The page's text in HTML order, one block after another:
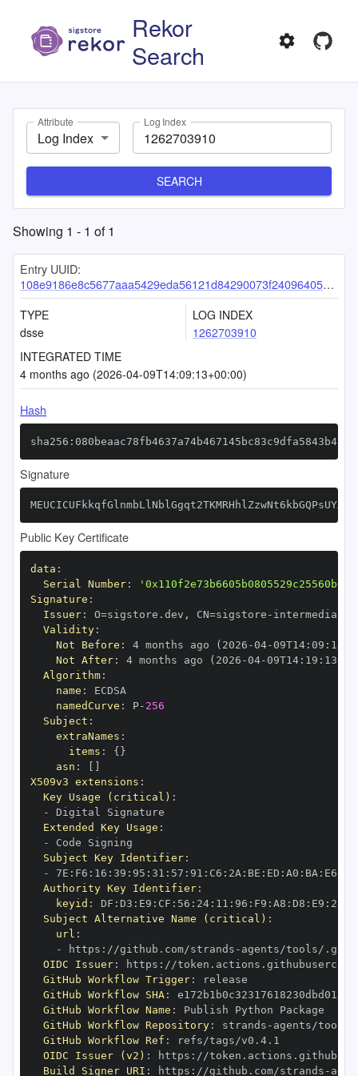
Rekor
Search
Attribute
Log Index
Log Index
SEARCH
Showing 1 - 1 of1
Entry UUID:
108e9186e8c5677aaa5429eda56121d84290073f2409640504cad3f5c38118964ec9d208eb54ac5c
TYPE
dsse
LOG INDEX
1262703910
INTEGRATED TIME
4 months ago (2026-04-09T14:09:13+00:00)
Hash
Signature
Public Key Certificate
data :
Serial Number:
Signature :
Issuer: O=sigstore.dev , CN=sigstore -
Validity:
Not Before : 4 months ago (2026 -04-09T14: 09 :
Not After: 4 months ago (2026 -04-09T14: 19 : 13+00
Algorithm:
name :
namedCurve : P- 256
Subject :
extraNames :
items : { }
asn :
X509v3 extensions :
Key Usage (critical) :
-
Extended Key Usage :
-
Subject Key Identifier:
-
7E : F6 : 16 : 39 : 95 : 31 : 57 : 91 : C6 : 2A : BE : ED : A0 : BA : E6
Authority Key Identifier:
keyid : DF : D3 : E9 : CF : 56 : 24: 11 : 96 : F9 : A8 : D8 : E9 : 28
Subject Alternative Name (critical) :
url :
-
https : //github.com/strands - agents/tools/
OIDC Issuer: https :
GitHub Workflow Trigger:
GitHub Workflow SHA:
GitHub Workflow Name :
GitHub Workflow Repository: strands -
GitHub Workflow Ref :
OIDC Issuer (v2) : https :
Build Signer URI : https : //github.com/strands -